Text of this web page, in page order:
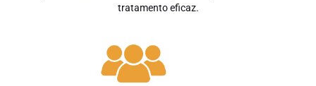
tratamento eficaz.